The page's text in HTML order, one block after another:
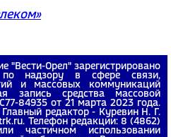
"Вести-Орел" зарегистрировано
надзору в сфере связи,
и массовых коммуникаций
запись средства массовой
84935 от 21 марта 2023 года.
редактор - Куревин Н. Г.
Телефон редакции: 8 (4862)
частичном использовании